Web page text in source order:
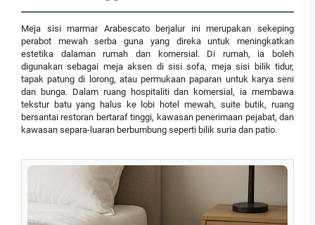
Meja sisi marmar Arabescato berjalur ini merupakan sekeping
perabot mewah serba guna yang direka untuk meningkatkan
estetika dalaman rumah dan komersial. Di rumah, ia boleh
digunakan sebagai meja aksen di sisi sofa, meja sisi bilik tidur,
tapak patung di lorong, atau permukaan paparan untuk karya seni
dan bunga. Dalam ruang hospitaliti dan komersial, ia membawa
tekstur batu yang halus ke lobi hotel mewah, suite butik, ruang
bersantai restoran bertaraf tinggi, kawasan penerimaan pejabat, dan
kawasan separa-luaran berbumbung seperti bilik suria dan patio.